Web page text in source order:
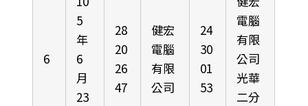
6
5
年
6
月
23
28
20
26
47
健宏
電腦
有限
公司
24
30
01
53
電腦
有限
公司
光華
二分